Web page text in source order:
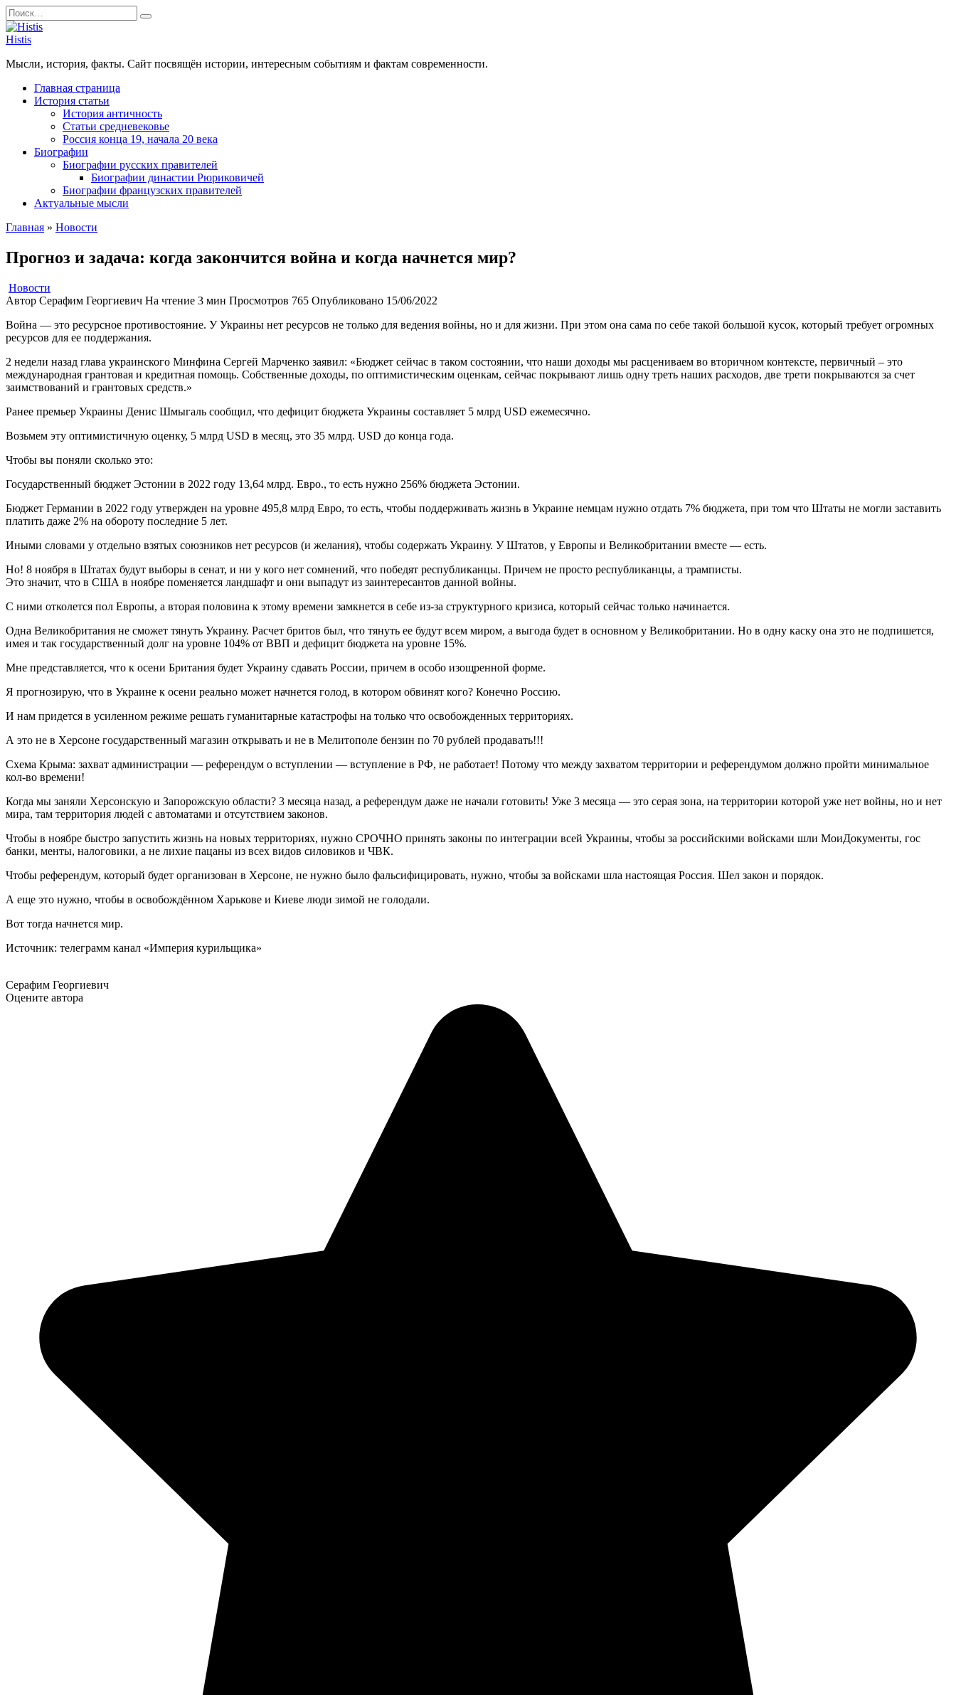
Перейти
к
содержанию
Search
for:
Histis
Мысли, история, факты. Сайт посвящён истории, интересным событиям и фактам современности.
Главная страница
История статьи
История античность
Статьи средневековье
Россия конца 19, начала 20 века
Биографии
Биографии русских правителей
Биографии династии Рюриковичей
Биографии французских правителей
Актуальные мысли
Главная » Новости
Прогноз и задача: когда закончится война и когда начнется мир?
Новости
Автор Серафим Георгиевич На чтение 3 мин Просмотров 765 Опубликовано 15/06/2022
Война — это ресурсное противостояние. У Украины нет ресурсов не только для ведения войны, но и для жизни. При этом она сама по себе такой большой кусок, который требует огромных
ресурсов для ее поддержания.
2 недели назад глава украинского Минфина Сергей Марченко заявил: «Бюджет сейчас в таком состоянии, что наши доходы мы расцениваем во вторичном контексте, первичный – это
международная грантовая и кредитная помощь. Собственные доходы, по оптимистическим оценкам, сейчас покрывают лишь одну треть наших расходов, две трети покрываются за счет
заимствований и грантовых средств.»
Ранее премьер Украины Денис Шмыгаль сообщил, что дефицит бюджета Украины составляет 5 млрд USD ежемесячно.
Возьмем эту оптимистичную оценку, 5 млрд USD в месяц, это 35 млрд. USD до конца года.
Чтобы вы поняли сколько это:
Государственный бюджет Эстонии в 2022 году 13,64 млрд. Евро., то есть нужно 256% бюджета Эстонии.
Бюджет Германии в 2022 году утвержден на уровне 495,8 млрд Евро, то есть, чтобы поддерживать жизнь в Украине немцам нужно отдать 7% бюджета, при том что Штаты не могли заставить
платить даже 2% на обороту последние 5 лет.
Иными словами у отдельно взятых союзников нет ресурсов (и желания), чтобы содержать Украину. У Штатов, у Европы и Великобритании вместе — есть.
Но! 8 ноября в Штатах будут выборы в сенат, и ни у кого нет сомнений, что победят республиканцы. Причем не просто республиканцы, а трамписты.
Это значит, что в США в ноябре поменяется ландшафт и они выпадут из заинтересантов данной войны.
С ними отколется пол Европы, а вторая половина к этому времени замкнется в себе из-за структурного кризиса, который сейчас только начинается.
Одна Великобритания не сможет тянуть Украину. Расчет бритов был, что тянуть ее будут всем миром, а выгода будет в основном у Великобритании. Но в одну каску она это не подпишется,
имея и так государственный долг на уровне 104% от ВВП и дефицит бюджета на уровне 15%.
Мне представляется, что к осени Британия будет Украину сдавать России, причем в особо изощренной форме.
Я прогнозирую, что в Украине к осени реально может начнется голод, в котором обвинят кого? Конечно Россию.
И нам придется в усиленном режиме решать гуманитарные катастрофы на только что освобожденных территориях.
А это не в Херсоне государственный магазин открывать и не в Мелитополе бензин по 70 рублей продавать!!!
Схема Крыма: захват администрации — референдум о вступлении — вступление в РФ, не работает! Потому что между захватом территории и референдумом должно пройти минимальное
кол-во времени!
Когда мы заняли Херсонскую и Запорожскую области? 3 месяца назад, а референдум даже не начали готовить! Уже 3 месяца — это серая зона, на территории которой уже нет войны, но и нет
мира, там территория людей с автоматами и отсутствием законов.
Чтобы в ноябре быстро запустить жизнь на новых территориях, нужно СРОЧНО принять законы по интеграции всей Украины, чтобы за российскими войсками шли МоиДокументы, гос
банки, менты, налоговики, а не лихие пацаны из всех видов силовиков и ЧВК.
Чтобы референдум, который будет организован в Херсоне, не нужно было фальсифицировать, нужно, чтобы за войсками шла настоящая Россия. Шел закон и порядок.
А еще это нужно, чтобы в освобождённом Харькове и Киеве люди зимой не голодали.
Вот тогда начнется мир.
Источник: телеграмм канал «Империя курильщика»
Серафим Георгиевич
Оцените автора